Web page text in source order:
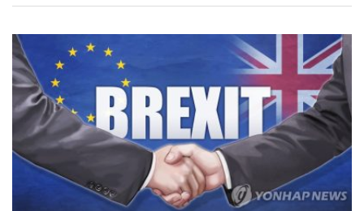
는 2월…”-오세영 ‘2월’ 2월 February는 라틴어로 ‘정결한 달’이라는
10)…